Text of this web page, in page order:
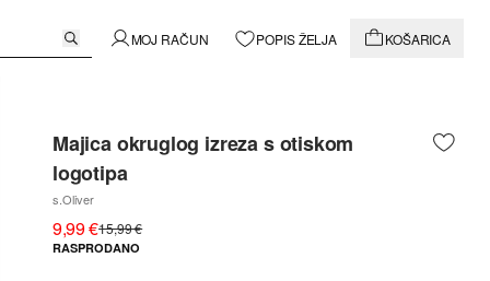
MOJ RAČUN POPIS ŽELJA KOŠARICA
Majica okruglog izreza s otiskom
logotipa
s.Oliver
9,99 €15,99 €
RASPRODANO